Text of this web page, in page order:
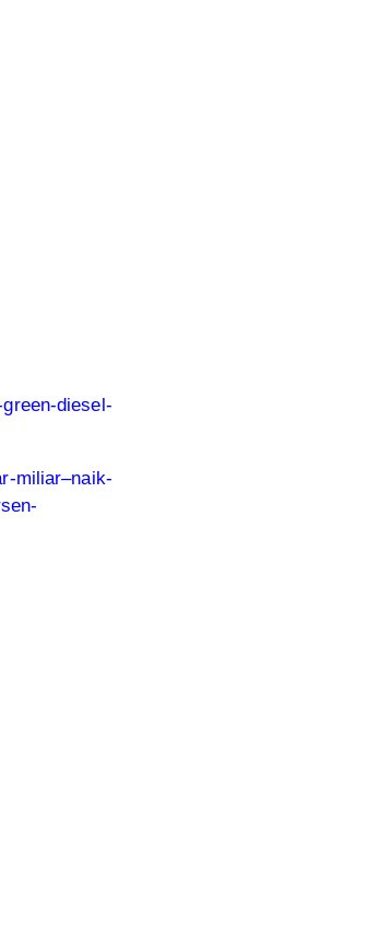
diesel-
miliar–naik-